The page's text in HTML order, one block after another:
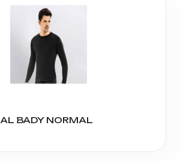
BADY NORMAL